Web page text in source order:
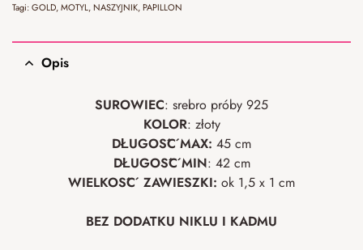
Tagi:GOLD,MOTYL,NASZYJNIK,PAPILLON
Opis
SUROWIEC: srebro próby 925
KOLOR: złoty
DŁUGOŚĆ MAX: 45 cm
DŁUGOŚĆ MIN: 42 cm
WIELKOŚĆ ZAWIESZKI: ok 1,5 x 1 cm
BEZ DODATKU NIKLU I KADMU